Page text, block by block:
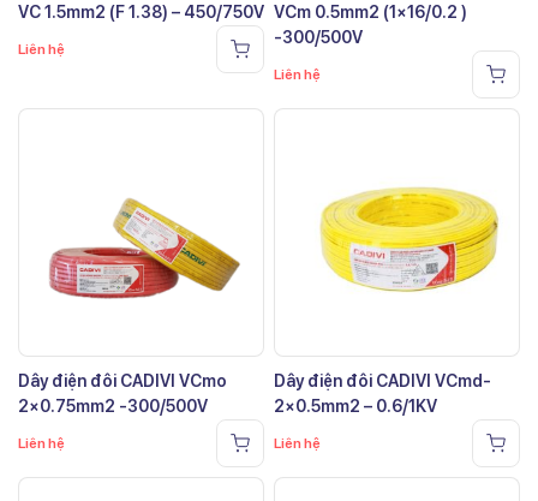
VC 1.5mm2 (F 1.38) – 450/750V
Liên hệ
VCm 0.5mm2 (1×16/0.2 )
-300/500V
Liên hệ
Dây điện đôi CADIVI VCmo
2×0.75mm2 -300/500V
Liên hệ
Dây điện đôi CADIVI VCmd-
2×0.5mm2 – 0.6/1KV
Liên hệ